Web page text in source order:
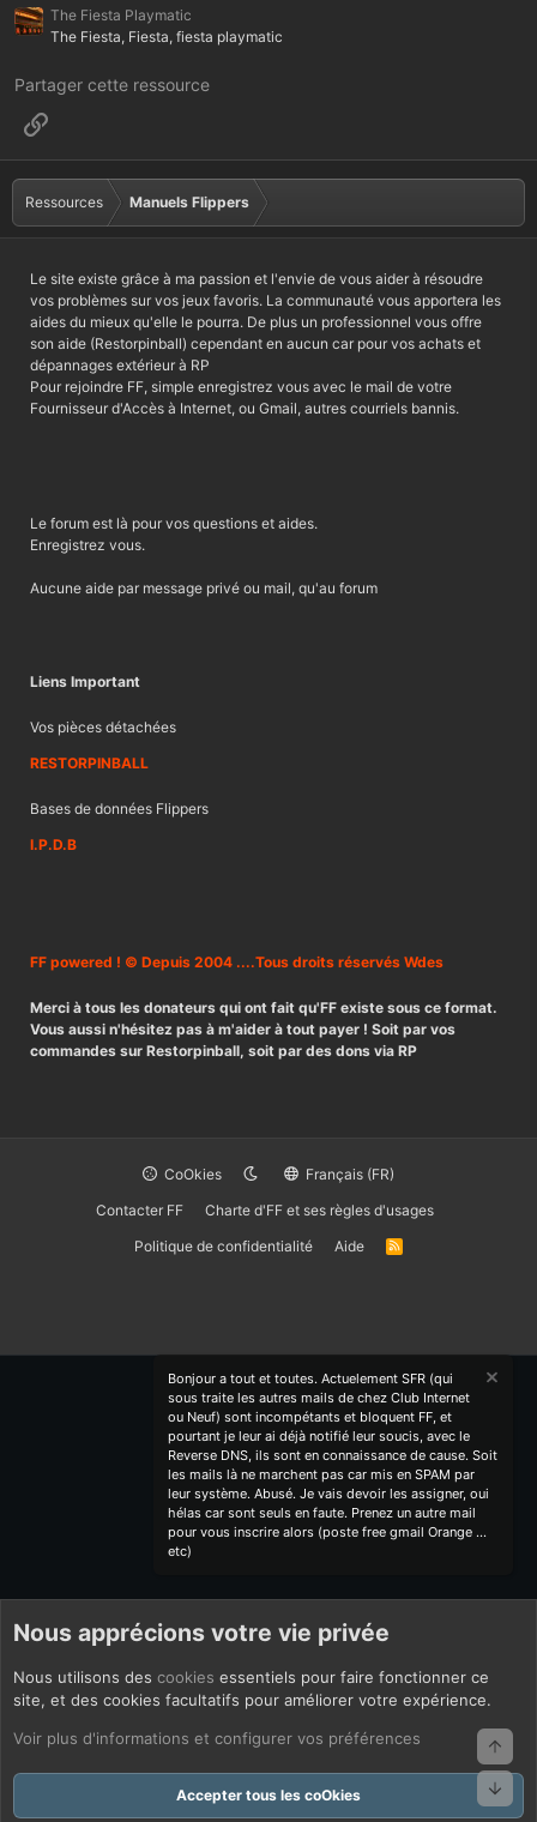
The Fiesta Playmatic
The Fiesta, Fiesta, fiesta playmatic
Partager cette ressource
Lien
Ressources Manuels Flippers
Le site existe grâce à ma passion et l'envie de vous aider à résoudre
vos problèmes sur vos jeux favoris. La communauté vous apportera les
aides du mieux qu'elle le pourra. De plus un professionnel vous offre
son aide (Restorpinball) cependant en aucun car pour vos achats et
dépannages extérieur à RP
Pour rejoindre FF, simple enregistrez vous avec le mail de votre
Fournisseur d'Accès à Internet, ou Gmail, autres courriels bannis.
Le forum est là pour vos questions et aides.
Enregistrez vous.
Aucune aide par message privé ou mail, qu'au forum
Liens Important
Vos pièces détachées
RESTORPINBALL
Bases de données Flippers
I.P.D.B
FF powered ! © Depuis 2004 ....Tous droits réservés Wdes
Merci à tous les donateurs qui ont fait qu'FF existe sous ce format.
Vous aussi n'hésitez pas à m'aider à tout payer ! Soit par vos
commandes sur Restorpinball, soit par des dons via RP
CoOkies
Français (FR)
Contacter FF
Charte d'FF et ses règles d'usages
Politique de confidentialité
Aide
R
Bonjour a tout et toutes. Actuelement SFR (qui
sous traite les autres mails de chez Club Internet
ou Neuf) sont incompétants et bloquent FF, et
pourtant je leur ai déjà notifié leur soucis, avec le
Reverse DNS, ils sont en connaissance de cause. Soit
les mails là ne marchent pas car mis en SPAM par
leur système. Abusé. Je vais devoir les assigner, oui
hélas car sont seuls en faute. Prenez un autre mail
pour vous inscrire alors (poste free gmail Orange ...
etc)
Nous apprécions votre vie privée
Nous utilisons des cookies essentiels pour faire fonctionner ce
site, et des cookies facultatifs pour améliorer votre expérience.
Voir plus d'informations et configurer vos préférences
Accepter tous les coOkies